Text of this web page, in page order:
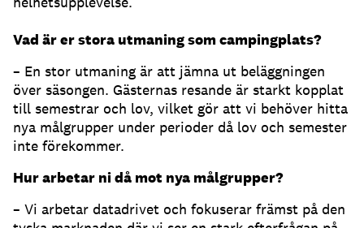
Vad är er stora utmaning som campingplats?
– En stor utmaning är att jämna ut beläggningen
över säsongen. Gästernas resande är starkt kopplat
till semestrar och lov, vilket gör att vi behöver hitta
nya målgrupper under perioder då lov och semester
inte förekommer.
Hur arbetar ni då mot nya målgrupper?
– Vi arbetar datadrivet och fokuserar främst på den